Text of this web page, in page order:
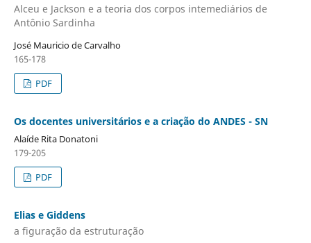
Alceu e Jackson e a teoria dos corpos intemediários de
Antônio Sardinha
José Mauricio de Carvalho
165-178
PDF
Os docentes universitários e a criação do ANDES - SN
Alaíde Rita Donatoni
179-205
PDF
Elias e Giddens
a figuração da estruturação